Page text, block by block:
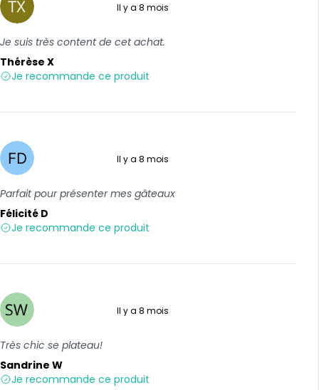
Il y a 8 mois
Je suis très content de cet achat.
Thérèse X
Je recommande ce produit
Il y a 8 mois
Parfait pour présenter mes gâteaux
Félicité D
Je recommande ce produit
Il y a 8 mois
Très chic se plateau!
Sandrine W
Je recommande ce produit